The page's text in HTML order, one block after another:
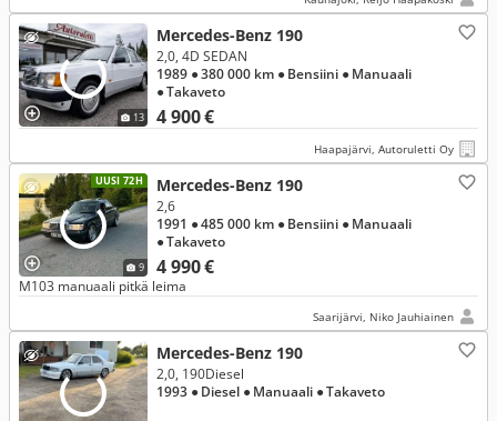
13
Mercedes-Benz 190
4 900 €
2,0, 4D SEDAN
1989 ● 380 000 km ● Bensiini ● Manuaali
● Takaveto
Haapajärvi, Autoruletti Oy
UUSI 72H
9
Mercedes-Benz 190
4 990 €
2,6
1991 ● 485 000 km ● Bensiini ● Manuaali
● Takaveto
M103 manuaali pitkä leima
Saarijärvi, Niko Jauhiainen
Mercedes-Benz 190
2,0, 190Diesel
1993 ● Diesel ● Manuaali ● Takaveto